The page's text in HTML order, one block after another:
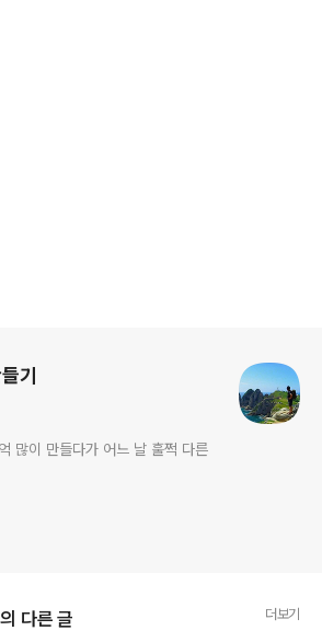
기
이 만들다가 어느 날 훌쩍 다른
의 다른 글 더보기